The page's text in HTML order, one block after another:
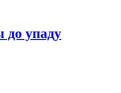
до упаду